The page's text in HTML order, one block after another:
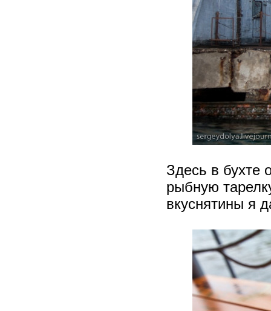
Здесь в бухте
рыбную
вкуснятины я